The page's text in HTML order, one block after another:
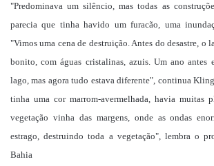
"Predominava um silêncio, mas todas as
parecia que tinha havido um furacão, uma
"Vimos uma cena de destruição. Antes do desastre, o
bonito, com águas cristalinas, azuis. Um ano antes
lago, mas agora tudo estava diferente", continua
tinha uma cor marrom-avermelhada, havia muitas
vegetação vinha das margens, onde as ondas
estrago, destruindo toda a vegetação", lembra o
Bahia